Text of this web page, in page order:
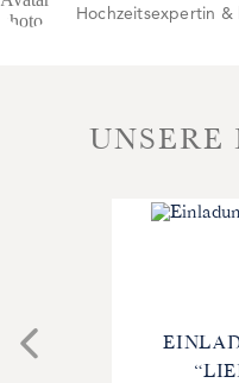
Hochzeitsexpertin &
UNSERE